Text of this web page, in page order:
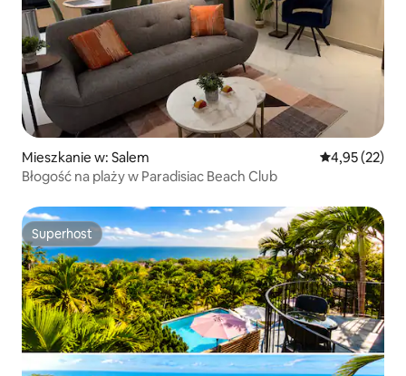
Mieszkanie w: Salem Średnia
4,95 (22)
Błogość na plaży w Paradisiac Beach Club
Superhost
Superhost